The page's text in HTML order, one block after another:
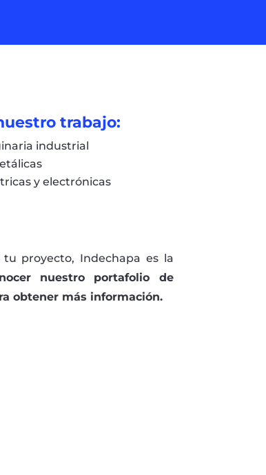
trabajo:
industrial
y electrónicas
proyecto, Indechapa es la
nuestro portafolio de
obtener más información.